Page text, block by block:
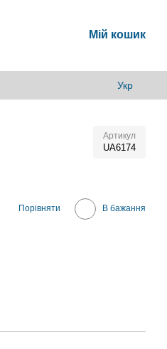
Мій кошик
Укр
Артикул
UA6174
Порівняти В бажання